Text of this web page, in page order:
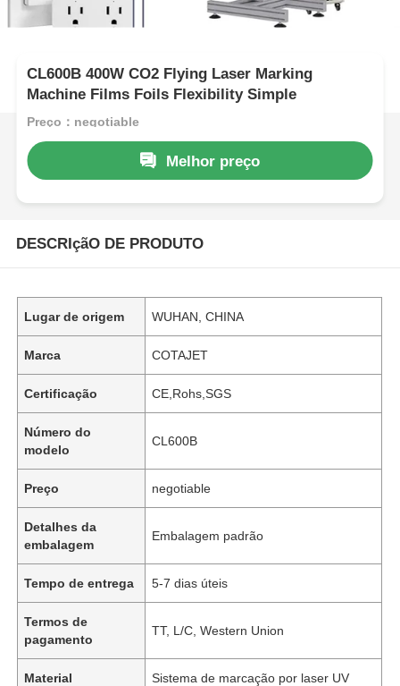
CL600B 400W CO2 Flying Laser Marking
Machine Films Foils Flexibility Simple
Preço：negotiable
Melhor preço
DESCRIçãO DE PRODUTO
Lugar de origem WUHAN, CHINA
Marca COTAJET
Certificação CE,Rohs,SGS
Número do
modelo
CL600B
Preço negotiable
Detalhes da
embalagem
Embalagem padrão
Tempo de entrega 5-7 dias úteis
Termos de
pagamento
TT, L/C, Western Union
Material Sistema de marcação por laser UV